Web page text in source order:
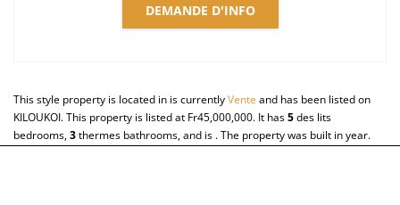
DEMANDE D'INFO
This style property is located in is currentlyVente and has been listed on
KILOUKOI. This property is listed at Fr45,000,000. It has5des lits
bedrooms,3thermes bathrooms, and is . The property was built in year.